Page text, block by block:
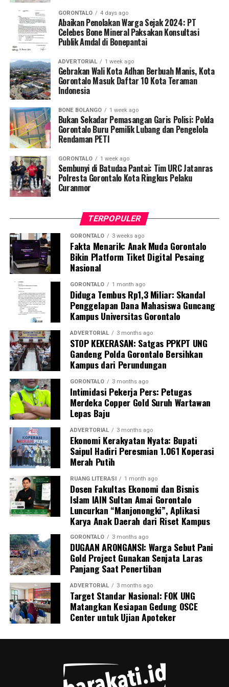
praktik PETI di wilayah Kabupaten Bone Bolango,” tegas
Kombes Pol. Maruly Pardede.
Dari hasil penyisiran di Tempat Kejadian Perkara (TKP),
operasional, meliputi dua karung material batu galian,
dua buah pipa karbon, tiga mata borjet hammer, serta
satu buah mangkuk plastik warna biru.
Selain menyegel lubang tambang dan mengamankan
barang bukti material serta alat pengolahan, petugas
turut menempelkan surat imbauan tertulis di sekitar
area penambangan agar tidak ada lagi aktivitas ilegal
yang berlangsung.
Kendati saat tim tiba di lokasi tidak ditemukan adanya
aktivitas penambangan yang tengah berjalan, seluruh
rangkaian kegiatan penyelidikan berlangsung aman,
kondusif, dan tanpa hambatan.
Kombes Pol. Maruly menegaskan, Polda Gorontalo tidak
akan berhenti pada tindakan penyegelan semata.
Pihaknya kini tengah melakukan penelusuran mendalam
terhadap pihak-pihak yang terafiliasi dengan aktivitas
tambang ilegal tersebut.
“Sebagai tindak lanjut, Ditreskrimsus Polda Gorontalo
akan menelusuri seluruh pihak yang terlibat, mulai dari
pemilik lubang tambang, para pekerja di lapangan,
hingga pengelola tempat rendaman material,” pungkas
Maruly.
GORONTALO 4 days ago
Abaikan Penolakan Warga Sejak 2024: PT
Celebes Bone Mineral Paksakan Konsultasi
Publik Amdal di Bonepantai
ADVERTORIAL 1 week ago
Gebrakan Wali Kota Adhan Berbuah Manis, Kota
Gorontalo Masuk Daftar 10 Kota Teraman
Indonesia
BONE BOLANGO 1 week ago
Bukan Sekadar Pemasangan Garis Polisi: Polda
Gorontalo Buru Pemilik Lubang dan Pengelola
Rendaman PETI
GORONTALO 1 week ago
Sembunyi di Batudaa Pantai: Tim URC Jatanras
Polresta Gorontalo Kota Ringkus Pelaku
Curanmor
TERPOPULER
GORONTALO 3 weeks ago
Fakta Menarik: Anak Muda Gorontalo
Bikin Platform Tiket Digital Pesaing
Nasional
GORONTALO 1 month ago
Diduga Tembus Rp1,3 Miliar: Skandal
Penggelapan Dana Mahasiswa Guncang
Kampus Universitas Gorontalo
ADVERTORIAL 3 months ago
STOP KEKERASAN: Satgas PPKPT UNG
Gandeng Polda Gorontalo Bersihkan
Kampus dari Perundungan
GORONTALO 3 months ago
Intimidasi Pekerja Pers: Petugas
Merdeka Copper Gold Suruh Wartawan
Lepas Baju
ADVERTORIAL 3 months ago
Ekonomi Kerakyatan Nyata: Bupati
Saipul Hadiri Peresmian 1.061 Koperasi
Merah Putih
RUANG LITERASI 1 month ago
Dosen Fakultas Ekonomi dan Bisnis
Islam IAIN Sultan Amai Gorontalo
Luncurkan “Manjonongki”, Aplikasi
Karya Anak Daerah dari Riset Kampus
GORONTALO 3 months ago
DUGAAN ARONGANSI: Warga Sebut Pani
Gold Project Gunakan Senjata Laras
Panjang Saat Penertiban
ADVERTORIAL 3 months ago
Target Standar Nasional: FOK UNG
Matangkan Kesiapan Gedung OSCE
Center untuk Ujian Apoteker